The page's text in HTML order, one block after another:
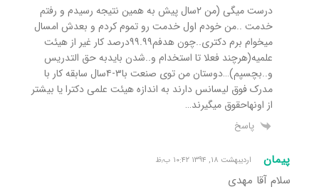
درست میگی (من ۲سال پیش به همین نتیجه رسیدم و رفتم
خدمت ..من خودم اول خدمت رو تموم کردم و بعدش امسال
میخوام برم دکتری..چون هدفم۹۹.۹۹درصد کار غیر از هیئت
علمیه(هرچند فعلا تا استخدام و..شدن بایدبه حق التدریس
و..بچسپم)…دوستان من توی صنعت با۳-۴سال سابقه کار با
مدرک فوق لیسانس دارند به اندازه هیئت علمی دکترا یا بیشتر
از اونهاحقوق میگیرند…
پاسخ
پیمان اردیبهشت ۱۸, ۱۳۹۴ ۱۰:۴۲ ب٫ظ
سلام آقا مهدی